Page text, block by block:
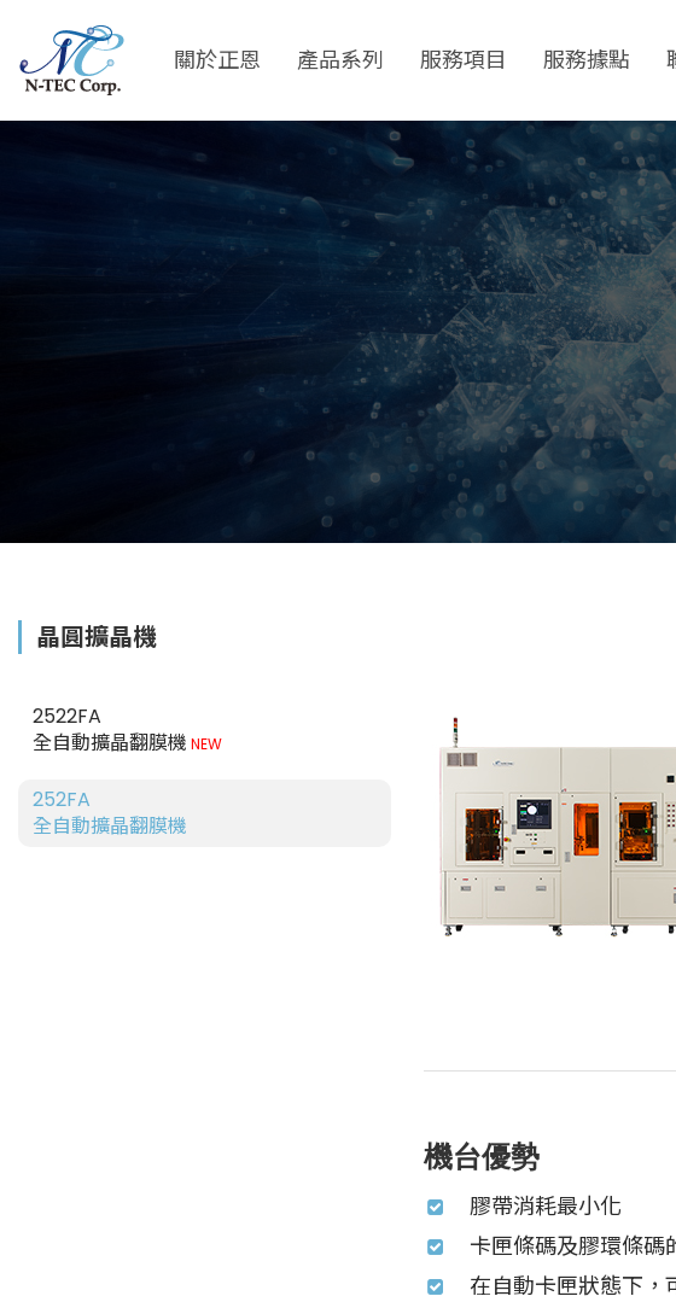
main
content
關於正恩 產品系列 服務項目 服務據點
晶圓擴晶機
2522FA
全自動擴晶翻膜機 NEW
252FA
全自動擴晶翻膜機
機台優勢
膠帶消耗最小化
卡匣條碼及膠環條碼
在自動卡匣狀態下，